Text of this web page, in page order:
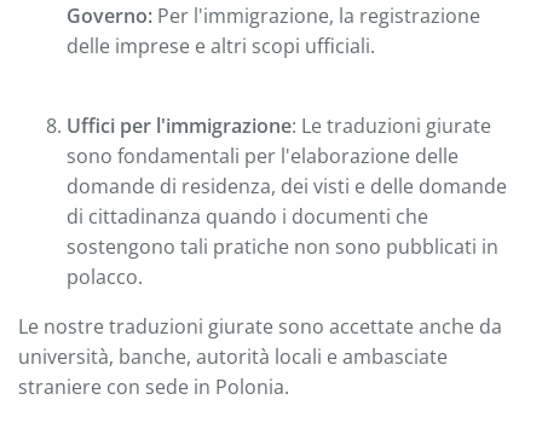
Governo: Per l'immigrazione, la registrazione
delle imprese e altri scopi ufficiali.
Uffici per l'immigrazione: Le traduzioni giurate
sono fondamentali per l'elaborazione delle
domande di residenza, dei visti e delle domande
di cittadinanza quando i documenti che
sostengono tali pratiche non sono pubblicati in
polacco.
Le nostre traduzioni giurate sono accettate anche da
università, banche, autorità locali e ambasciate
straniere con sede in Polonia.